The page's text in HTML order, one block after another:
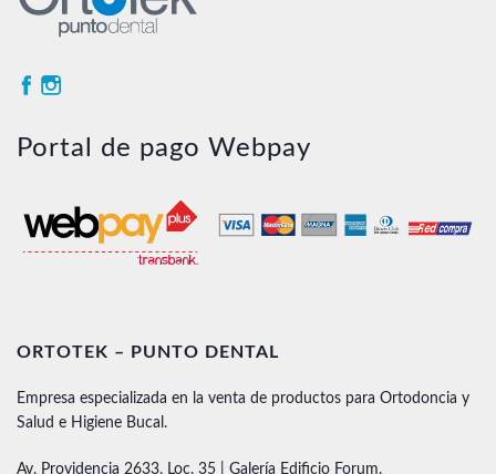
Portal de pago Webpay
ORTOTEK – PUNTO DENTAL
Empresa especializada en la venta de productos para Ortodoncia y
Salud e Higiene Bucal.
Av. Providencia 2633, Loc. 35 | Galería Edificio Forum.